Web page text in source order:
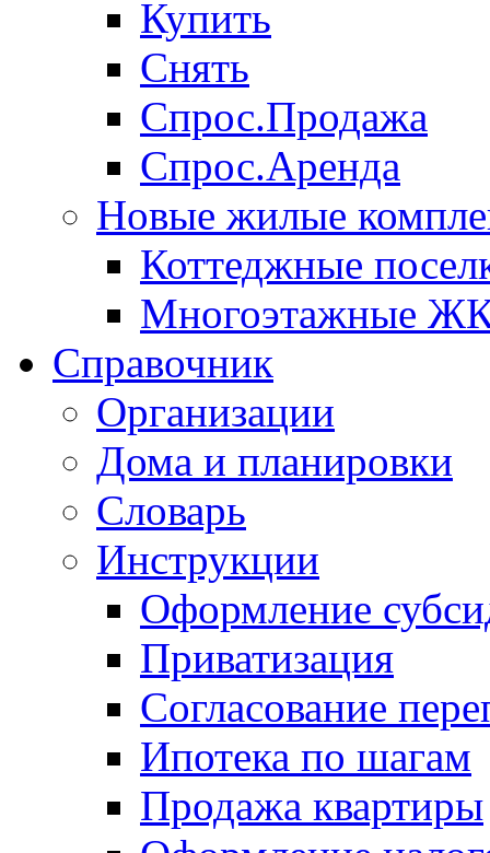
Купить
Снять
Спрос.Продажа
Спрос.Аренда
Новые жилые
Коттеджные
Многоэтажные
Справочник
Организации
Дома и планировки
Словарь
Инструкции
Оформление
Приватизация
Согласование
Ипотека по шагам
Продажа квартиры